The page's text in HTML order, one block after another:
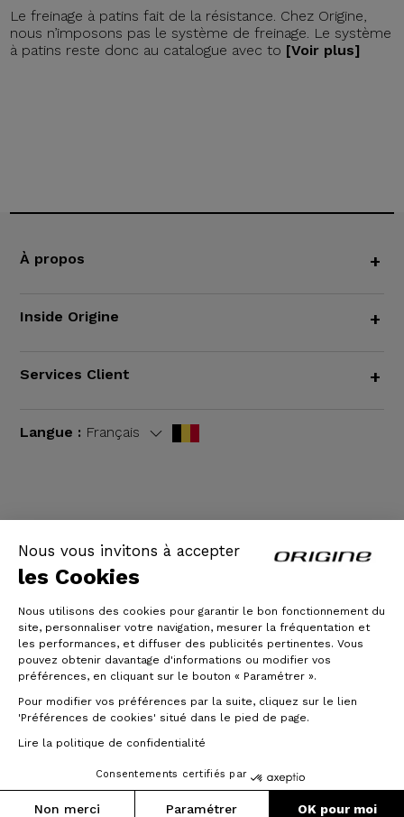
Nous vous invitons à accepter
les Cookies
Nous utilisons des cookies pour garantir le bon fonctionnement du
site, personnaliser votre navigation, mesurer la fréquentation et
les performances, et diffuser des publicités pertinentes. Vous
pouvez obtenir davantage d'informations ou modifier vos
préférences, en cliquant sur le bouton « Paramétrer ».
Pour modifier vos préférences par la suite, cliquez sur le lien
'Préférences de cookies' situé dans le pied de page.
Lire la politique de confidentialité
Consentements certifiés par
Non merci Paramétrer OK pour moi
Le freinage à patins fait de la résistance. Chez Origine,
nous n’imposons pas le système de freinage. Le système
à patins reste donc au catalogue avec to [Voir plus]
À propos +
Inside Origine +
Services Client +
Langue : Français
© Origine Cycles